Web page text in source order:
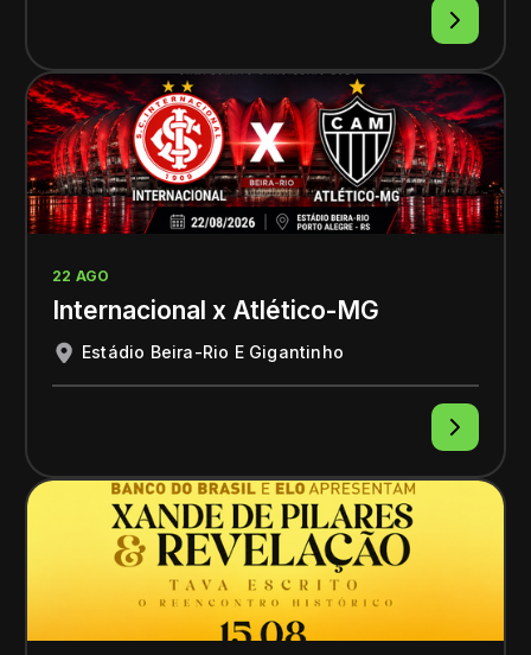
22 AGO
Internacional x Atlético-MG
Estádio Beira-Rio E Gigantinho